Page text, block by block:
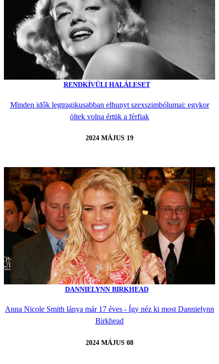
RENDKÍVÜLI HALÁLESET
Minden idők legtragikusabban elhunyt szexszimbólumai: egykor
öltek volna értük a férfiak
2024 MÁJUS 19
DANNIELYNN BIRKHEAD
Anna Nicole Smith lánya már 17 éves - Így néz ki most Dannielynn
Birkhead
2024 MÁJUS 08